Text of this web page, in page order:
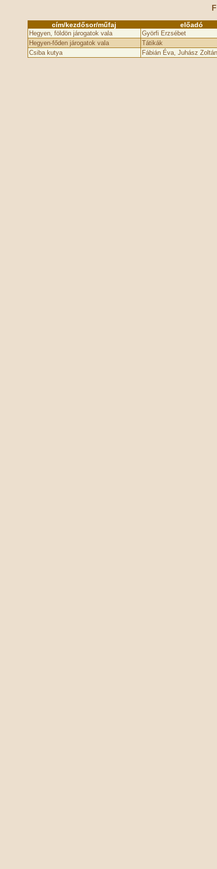
cím/kezdősor/műfaj előadó
Hegyen, földön járogatok vala
Györfi Erzsébet
Hegyen-főden járogatok vala
Tátikák
Csiba kutya
Fábián Éva, Juhász Zoltán